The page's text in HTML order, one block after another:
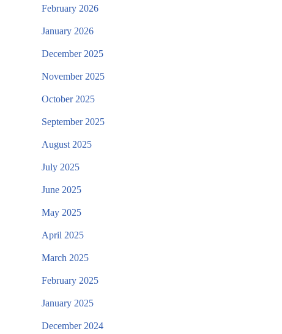
February 2026
January 2026
December 2025
November 2025
October 2025
September 2025
August 2025
July 2025
June 2025
May 2025
April 2025
March 2025
February 2025
January 2025
December 2024